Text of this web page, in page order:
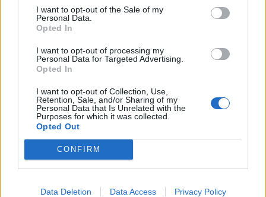
I want to opt-out of the Sale of my
Personal Data.
Opted In
I want to opt-out of processing my
Personal Data for Targeted Advertising.
Opted In
I want to opt-out of Collection, Use,
Retention, Sale, and/or Sharing of my
Personal Data that Is Unrelated with the
Purposes for which it was collected.
Opted Out
CONFIRM
Data Deletion Data Access Privacy Policy
Cette Écossaise qui a grandi dans une ferme ajoute